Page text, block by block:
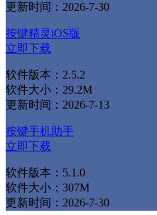
更新时间：2026-7-30
按键精灵iOS版
立即下载
软件版本：2.5.2
软件大小：29.2M
更新时间：2026-7-13
按键手机助手
立即下载
软件版本：5.1.0
软件大小：307M
更新时间：2026-7-30